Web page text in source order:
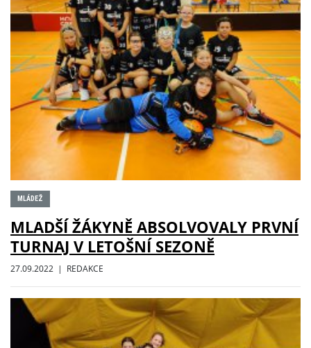
MLÁDEŽ
MLADŠÍ ŽÁKYNĚ ABSOLVOVALY PRVNÍ
TURNAJ V LETOŠNÍ SEZONĚ
27.09.2022 | REDAKCE